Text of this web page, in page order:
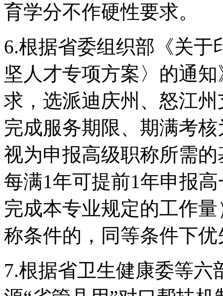
育学分不作硬性要求。
6.根据省委组织部《关
坚人才专项方案〉的通
求，选派迪庆州、怒江
完成服务期限、期满考
视为申报高级职称所需
每满1年可提前1年申报
完成本专业规定的工作
称条件的，同等条件下
7.根据省卫生健康委等